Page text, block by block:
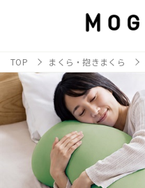
TOP まくら・抱きまくら